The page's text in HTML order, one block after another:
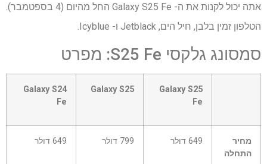
אתה יכול לקנות את ה- Galaxy S25 Fe החל מהיום (4 בספטמבר).
הטלפון זמין בלבן, חיל הים, Jetblack ו- Icyblue.
סמסונג גלקסי S25 Fe: מפרט
תא
0
Galaxy S25
Fe
Galaxy S25
Galaxy S24
Fe
מחיר
התחלה
649 דולר 799 דולר 649 דולר